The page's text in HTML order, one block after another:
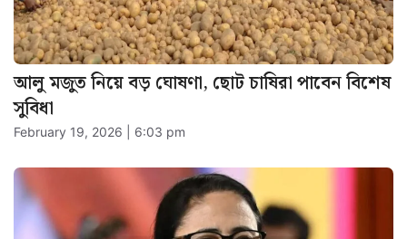
আলু মজুত নিয়ে বড় ঘোষণা, ছোট চাষিরা পাবেন বিশেষ
সুবিধা
February 19, 2026 | 6:03 pm